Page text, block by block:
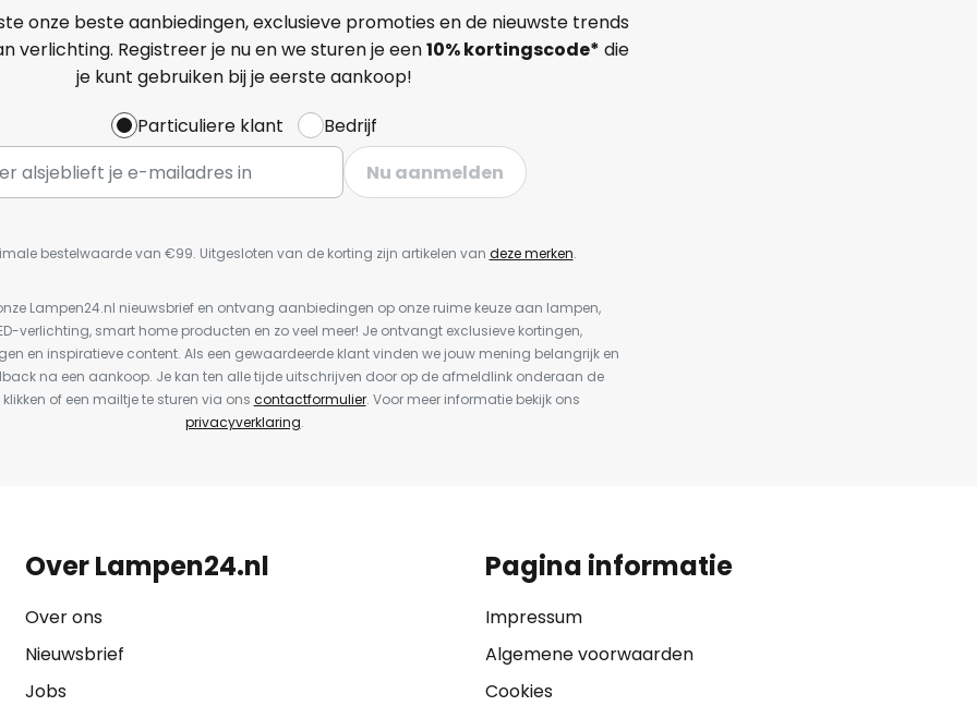
onze beste aanbiedingen, exclusieve promoties en de nieuwste trends
verlichting. Registreer je nu en we sturen je een10% kortingscode* die
je kunt gebruiken bij je eerste aankoop!
Particuliere klant
Bedrijf
Nu aanmelden
bestelwaarde van €99. Uitgesloten van de korting zijn artikelen van deze merken.
Lampen24.nl nieuwsbrief en ontvang aanbiedingen op onze ruime keuze aan lampen,
verlichting, smart home producten en zo veel meer! Je ontvangt exclusieve kortingen,
en inspiratieve content. Als een gewaardeerde klant vinden we jouw mening belangrijk en
na een aankoop. Je kan ten alle tijde uitschrijven door op de afmeldlink onderaan de
of een mailtje te sturen via ons contactformulier. Voor meer informatie bekijk ons
privacyverklaring.
Over Lampen24.nl
Over ons
Nieuwsbrief
Jobs
Pagina informatie
Impressum
Algemene voorwaarden
Cookies